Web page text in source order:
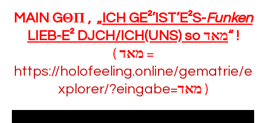
MAIN GΘΠ , „ICH GE²’IST’E²S-Funken
LIEB-E² DJCH/ICH(UNS) so מאד“ !
(
=
https://holofeeling.online/gematrie/e
xplorer/?eingabe=מאד )